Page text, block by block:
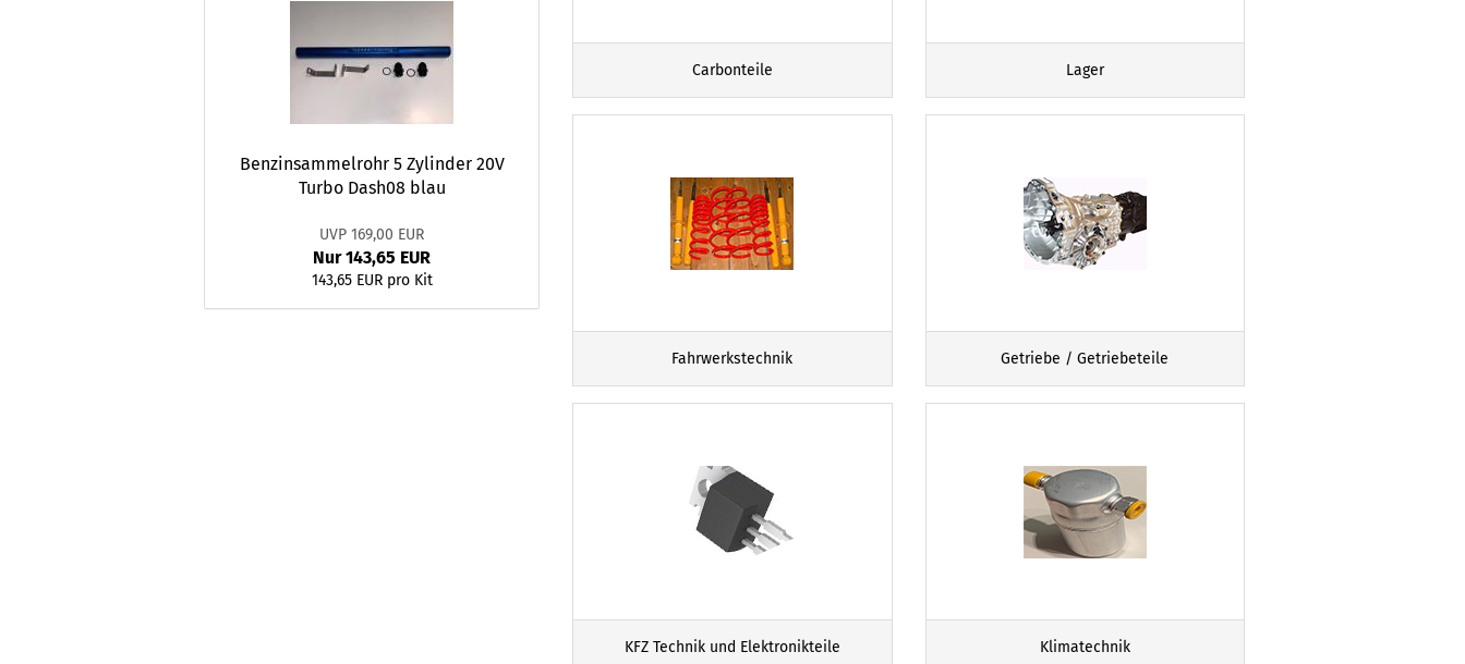
Carbonteile Lager
Fahrwerkstechnik Getriebe / Getriebeteile
KFZ Technik und Elektronikteile Klimatechnik
Benzinsammelrohr 5 Zylinder 20V
Turbo Dash08 blau
UVP 169,00 EUR
Nur 143,65 EUR
143,65 EUR pro Kit